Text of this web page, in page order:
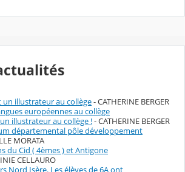
un illustrateur au collège- CATHERINE BERGER
européennes au collège
illustrateur au collège !- CATHERINE BERGER
départemental pôle développement
MORATA
du Cid ( 4èmes ) et Antigone
CELLAURO
Nord Isère. Les élèves de 6A ont